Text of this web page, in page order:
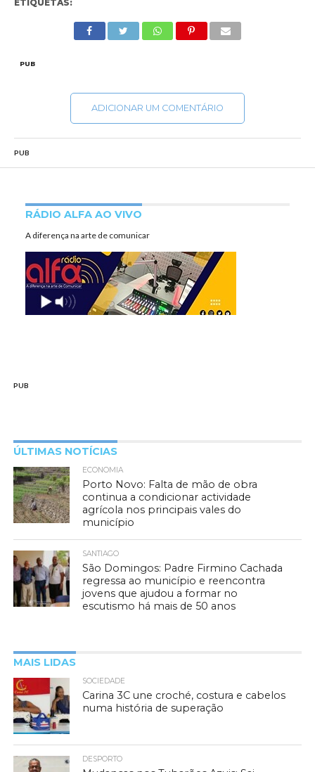
ETIQUETAS:
PUB
ADICIONAR UM COMENTÁRIO
PUB
RÁDIO ALFA AO VIVO
A diferença na arte de comunicar
PUB
ÚLTIMAS NOTÍCIAS
ECONOMIA
Porto Novo: Falta de mão de obra
continua a condicionar actividade
agrícola nos principais vales do
município
SANTIAGO
São Domingos: Padre Firmino Cachada
regressa ao município e reencontra
jovens que ajudou a formar no
escutismo há mais de 50 anos
MAIS LIDAS
SOCIEDADE
Carina 3C une croché, costura e cabelos
numa história de superação
DESPORTO